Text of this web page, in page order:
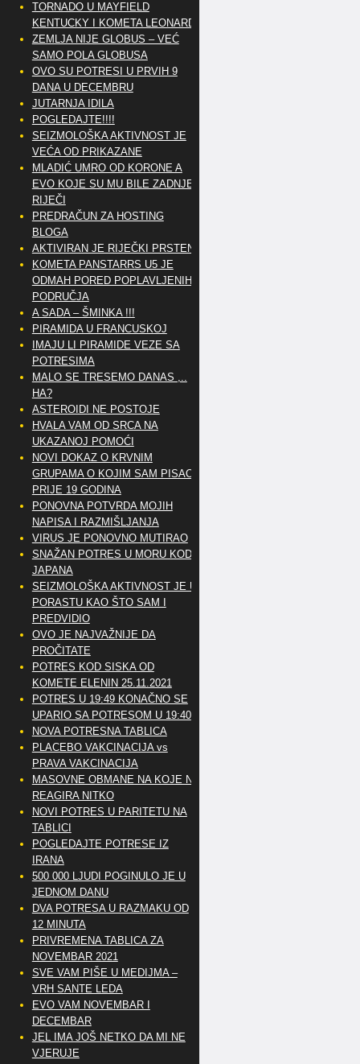
TORNADO U MAYFIELD
KENTUCKY I KOMETA LEONARD
ZEMLJA NIJE GLOBUS – VEĆ
SAMO POLA GLOBUSA
OVO SU POTRESI U PRVIH 9
DANA U DECEMBRU
JUTARNJA IDILA
POGLEDAJTE!!!!
SEIZMOLOŠKA AKTIVNOST JE
VEĆA OD PRIKAZANE
MLADIĆ UMRO OD KORONE A
EVO KOJE SU MU BILE ZADNJE
RIJEČI
PREDRAČUN ZA HOSTING
BLOGA
AKTIVIRAN JE RIJEČKI PRSTEN
KOMETA PANSTARRS U5 JE
ODMAH PORED POPLAVLJENIH
PODRUČJA
A SADA – ŠMINKA !!!
PIRAMIDA U FRANCUSKOJ
IMAJU LI PIRAMIDE VEZE SA
POTRESIMA
MALO SE TRESEMO DANAS ,..
HA?
ASTEROIDI NE POSTOJE
HVALA VAM OD SRCA NA
UKAZANOJ POMOĆI
NOVI DOKAZ O KRVNIM
GRUPAMA O KOJIM SAM PISAO
PRIJE 19 GODINA
PONOVNA POTVRDA MOJIH
NAPISA I RAZMIŠLJANJA
VIRUS JE PONOVNO MUTIRAO
SNAŽAN POTRES U MORU KOD
JAPANA
SEIZMOLOŠKA AKTIVNOST JE U
PORASTU KAO ŠTO SAM I
PREDVIDIO
OVO JE NAJVAŽNIJE DA
PROČITATE
POTRES KOD SISKA OD
KOMETE ELENIN 25.11.2021
POTRES U 19:49 KONAČNO SE
UPARIO SA POTRESOM U 19:40
NOVA POTRESNA TABLICA
PLACEBO VAKCINACIJA vs
PRAVA VAKCINACIJA
MASOVNE OBMANE NA KOJE NE
REAGIRA NITKO
NOVI POTRES U PARITETU NA
TABLICI
POGLEDAJTE POTRESE IZ
IRANA
500 000 LJUDI POGINULO JE U
JEDNOM DANU
DVA POTRESA U RAZMAKU OD
12 MINUTA
PRIVREMENA TABLICA ZA
NOVEMBAR 2021
SVE VAM PIŠE U MEDIJMA –
VRH SANTE LEDA
EVO VAM NOVEMBAR I
DECEMBAR
JEL IMA JOŠ NETKO DA MI NE
VJERUJE